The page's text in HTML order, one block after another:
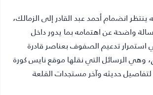
انضمام أحمد عبد القادر إلى الزمالك،
واضحة عن اهتمامه بما يدور داخل
استمرار تدعيم الصفوف بعناصر قادرة
وهي الرسائل التي نقلها موقع نايس كورة
حديثه وآخر مستجدات القلعة